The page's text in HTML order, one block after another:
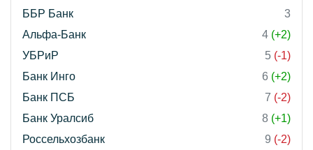
ББР Банк
3
Альфа-Банк
4 (+2)
УБРиР
5 (-1)
Банк Инго
6 (+2)
Банк ПСБ
7 (-2)
Банк Уралсиб
8 (+1)
Россельхозбанк
9 (-2)